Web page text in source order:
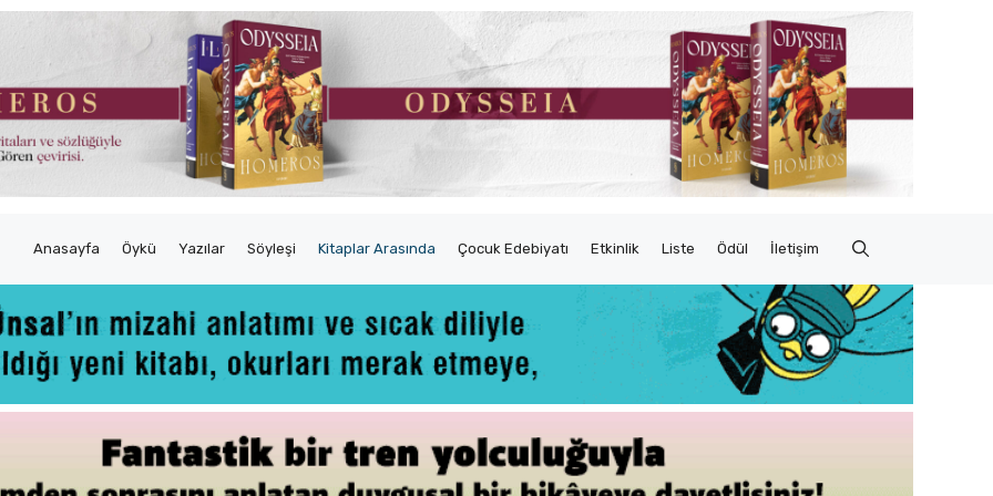
Anasayfa Öykü Yazılar Söyleşi Kitaplar Arasında Çocuk Edebiyatı Etkinlik Liste Ödül İletişim